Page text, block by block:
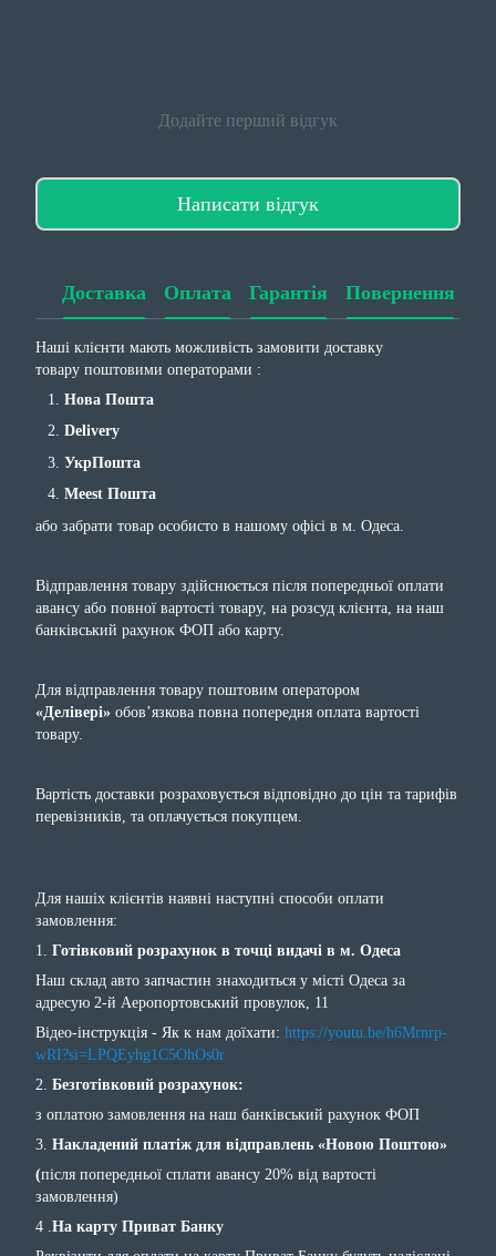
Додайте перший відгук
Написати відгук
Доставка Оплата Гарантія Повернення
Наші клієнти мають можливість замовити доставку
товару поштовими операторами :
Нова Пошта
Delivery
УкрПошта
Meest Пошта
або забрати товар особисто в нашому офісі в м. Одеса.
Відправлення товару здійснюється після попередньої оплати
авансу або повної вартості товару, на розсуд клієнта, на наш
банківський рахунок ФОП або карту.
Для відправлення товару поштовим оператором
«Делівері» обов’язкова повна попередня оплата вартості
товару.
Вартість доставки розраховується відповідно до цін та тарифів
перевізників, та оплачується покупцем.
Для нашіх клієнтів наявні наступні способи оплати
замовлення:
1. Готівковий розрахунок в точці видачі в м. Одеса
Наш склад авто запчастин знаходиться у місті Одеса за
адресую 2-й Аеропортовський провулок, 11
Відео-інструкція - Як к нам доїхати: https://youtu.be/h6Mrnrp-
wRI?si=LPQEyhg1C5OhOs0r
2. Безготівковий розрахунок:
з оплатою замовлення на наш банківський рахунок ФОП
3. Накладений платіж для відправлень «Новою Поштою»
(після попередньої сплати авансу 20% від вартості
замовлення)
4 . На карту Приват Банку